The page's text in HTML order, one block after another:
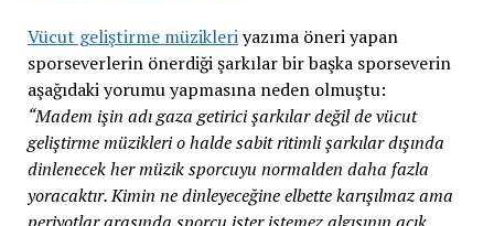
Vücut geliştirme müzikleriyazıma öneri yapan
sporseverlerin önerdiği şarkılar bir başka sporseverin
aşağıdaki yorumu yapmasına neden olmuştu:
“Madem işin adı gaza getirici şarkılar değil de vücut
geliştirme müzikleri o halde sabit ritimli şarkılar dışında
dinlenecek her müzik sporcuyu normalden daha fazla
yoracaktır. Kimin ne dinleyeceğine elbette karışılmaz ama